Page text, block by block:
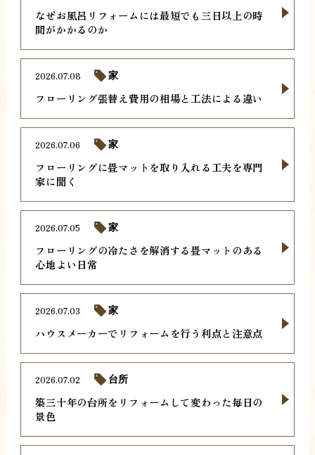
なぜお風呂リフォームには最短でも三日以上の時
間がかかるのか
フローリング張替え費用の相場と工法による違い
2026.07.08 家
フローリングに畳マットを取り入れる工夫を専門
家に聞く
2026.07.06 家
フローリングの冷たさを解消する畳マットのある
心地よい日常
2026.07.05 家
ハウスメーカーでリフォームを行う利点と注意点
2026.07.03 家
築三十年の台所をリフォームして変わった毎日の
景色
2026.07.02 台所